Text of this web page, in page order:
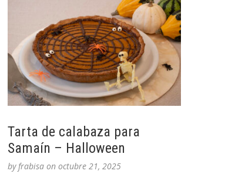
Tarta de calabaza para
Samaín – Halloween
byfrabisa on octubre 21, 2025